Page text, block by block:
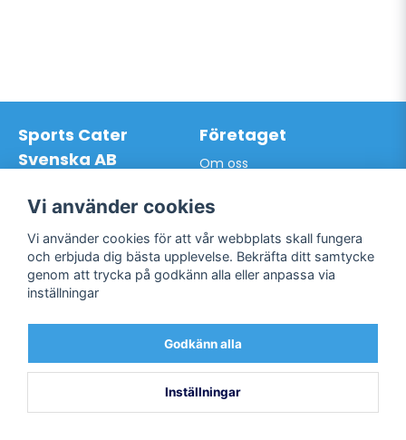
Sports Cater
Svenska AB
145 63 Norsborg
Org.nr: 559024-7762
Mail:
info@sportscater.se
Företaget
Om oss
Vår vision
Registrera konto
Glömt lösenord?
Support
Allmänna villkor
Kontakta oss
Facebook
Twitter
Vi använder cookies
Vi använder cookies för att vår webbplats skall fungera
och erbjuda dig bästa upplevelse. Bekräfta ditt samtycke
genom att trycka på godkänn alla eller anpassa via
inställningar
Godkänn alla
Inställningar